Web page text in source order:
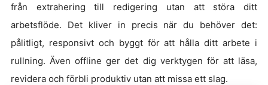
från extrahering till redigering utan att störa ditt
arbetsflöde. Det kliver in precis när du behöver det:
pålitligt, responsivt och byggt för att hålla ditt arbete i
rullning. Även offline ger det dig verktygen för att läsa,
revidera och förbli produktiv utan att missa ett slag.